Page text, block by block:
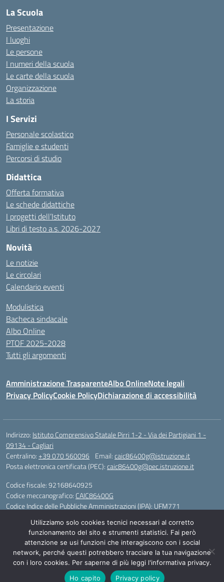
La Scuola
Presentazione
I luoghi
Le persone
I numeri della scuola
Le carte della scuola
Organizzazione
La storia
I Servizi
Personale scolastico
Famiglie e studenti
Percorsi di studio
Didattica
Offerta formativa
Le schede didattiche
I progetti dell’Istituto
Libri di testo a.s. 2026-2027
Novità
Le notizie
Le circolari
Calendario eventi
Modulistica
Bacheca sindacale
Albo Online
PTOF 2025-2028
Tutti gli argomenti
Amministrazione TrasparenteAlbo OnlineNote legali
Privacy PolicyCookie PolicyDichiarazione di accessibilità
Indirizzo: Istituto Comprensivo Statale Pirri 1-2 - Via dei Partigiani 1 -
09134 - Cagliari
Centralino:+39 070 560096 Email:caic86400g@istruzione.it
Posta elettronica certificata (PEC):caic86400g@pec.istruzione.it
Codice fiscale: 92168640925
Codice meccanografico: CAIC86400G
Codice Indice delle Pubbliche Amministrazioni (IPA): UFM771
IBAN - IT 46 W 0101504808000070626497
Idea e progetto di Designers Italia
Utilizziamo solo cookies tecnici necessari al corretto
funzionamento del sito e strumenti statistici. Fai però
attenzione se usi funzioni che interagiscono con i social
network, perché questi potrebbero tracciare la tua navigazione
con i loro cookies. Per saperne di più leggi l'informativa privacy.
Ho capito
Privacy policy